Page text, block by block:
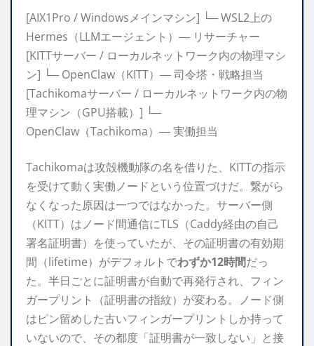
[AIX1Pro / Windowsメインマシン] └─ WSL2上の
Hermes（LLMエージェント）― リサーチャー
[KITTサーバー / ローカルネットワーク内の物理マシ
ン] └─ OpenClaw（KITT）― 司令塔・戦略担当
[Tachikomaサーバー / ローカルネットワーク内の物
理マシン（GPU搭載）] └─
OpenClaw（Tachikoma）― 実働担当
Tachikomaは攻殻機動隊の名を借りた、KITTの指示
を受けて動く実働ノードという位置づけだ。繋がら
なくなった原因は一つではなかった。サーバー側
（KITT）はノード間通信にTLS（Caddy経由の自己
署名証明書）を使っていたが、その証明書の有効期
間（lifetime）がデフォルトでわずか12時間だっ
た。半日ごとに証明書が自動で再発行され、フィン
ガープリント（証明書の指紋）が変わる。ノード側
はピン留めした古いフィンガープリントしか持って
いないので、その都度「証明書が一致しない」と接